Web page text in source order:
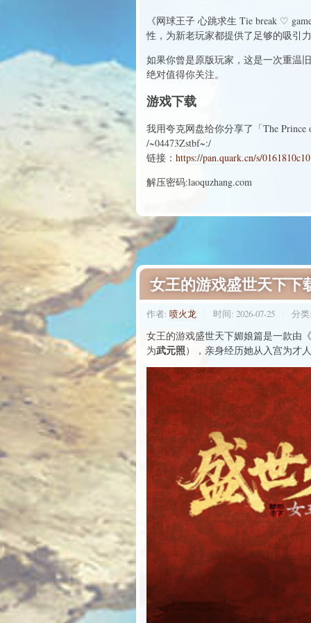
《网球王子 心跳求生 Tie break ♡
性，为新老玩家都提供了足够的吸引
如果你曾是原版玩家，这是一次重温
绝对值得你关注。
游戏下载
我用夸克网盘给你分享了「The
/~04473Zstbf~:/
链接： https://pan.quark.cn/s/
解压密码:laoquzhang.com
女王的游戏盛世天下下
作者: 喷火龙 时间: 2026-07-25 分
女王的游戏盛世天下媚娘篇是一款由
为武元照），亲身经历她从入宫为才